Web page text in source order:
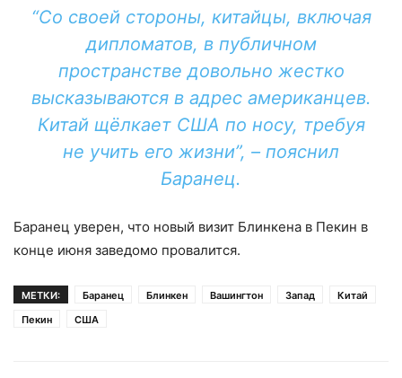
“Со своей стороны, китайцы, включая
дипломатов, в публичном
пространстве довольно жестко
высказываются в адрес американцев.
Китай щёлкает США по носу, требуя
не учить его жизни”, – пояснил
Баранец.
Баранец уверен, что новый визит Блинкена в Пекин в
конце июня заведомо провалится.
МЕТКИ: Баранец Блинкен Вашингтон Запад
Китай
Пекин
США